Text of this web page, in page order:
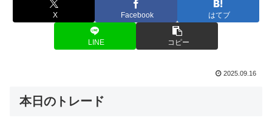
X Facebook はてブ
LINE コピー
2025.09.16
本日のトレード